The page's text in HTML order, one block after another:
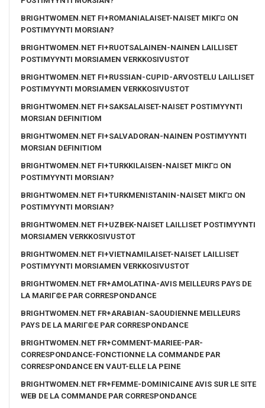
BRIGHTWOMEN.NET FI+ROMANIALAISET-NAISET MIKГ¤ ON
POSTIMYYNTI MORSIAN?
BRIGHTWOMEN.NET FI+RUOTSALAINEN-NAINEN LAILLISET
POSTIMYYNTI MORSIAMEN VERKKOSIVUSTOT
BRIGHTWOMEN.NET FI+RUSSIAN-CUPID-ARVOSTELU LAILLISET
POSTIMYYNTI MORSIAMEN VERKKOSIVUSTOT
BRIGHTWOMEN.NET FI+SAKSALAISET-NAISET POSTIMYYNTI
MORSIAN DEFINITIOM
BRIGHTWOMEN.NET FI+SALVADORAN-NAINEN POSTIMYYNTI
MORSIAN DEFINITIOM
BRIGHTWOMEN.NET FI+TURKKILAISEN-NAISET MIKГ¤ ON
POSTIMYYNTI MORSIAN?
BRIGHTWOMEN.NET FI+TURKMENISTANIN-NAISET MIKГ¤ ON
POSTIMYYNTI MORSIAN?
BRIGHTWOMEN.NET FI+UZBEK-NAISET LAILLISET POSTIMYYNTI
MORSIAMEN VERKKOSIVUSTOT
BRIGHTWOMEN.NET FI+VIETNAMILAISET-NAISET LAILLISET
POSTIMYYNTI MORSIAMEN VERKKOSIVUSTOT
BRIGHTWOMEN.NET FR+AMOLATINA-AVIS MEILLEURS PAYS DE
LA MARIГ©E PAR CORRESPONDANCE
BRIGHTWOMEN.NET FR+ARABIAN-SAOUDIENNE MEILLEURS
PAYS DE LA MARIГ©E PAR CORRESPONDANCE
BRIGHTWOMEN.NET FR+COMMENT-MARIEE-PAR-
CORRESPONDANCE-FONCTIONNE LA COMMANDE PAR
CORRESPONDANCE EN VAUT-ELLE LA PEINE
BRIGHTWOMEN.NET FR+FEMME-DOMINICAINE AVIS SUR LE SITE
WEB DE LA COMMANDE PAR CORRESPONDANCE